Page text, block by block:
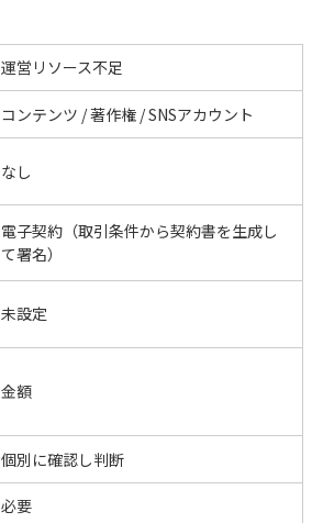
運営リソース不足
コンテンツ / 著作権 / SNSアカウント
なし
電子契約（取引条件から契約書を生成し
て署名）
未設定
金額
個別に確認し判断
必要